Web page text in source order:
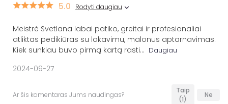
5.0 Rodyti daugiau
Meistrė Svetlana labai patiko, greitai ir profesionaliai
atliktas pedikiūras su lakavimu, malonus aptarnavimas.
Kiek sunkiau buvo pirmą kartą rasti... Daugiau
2024-09-27
Ar šis komentaras Jums naudingas?
Taip
(1)
Ne